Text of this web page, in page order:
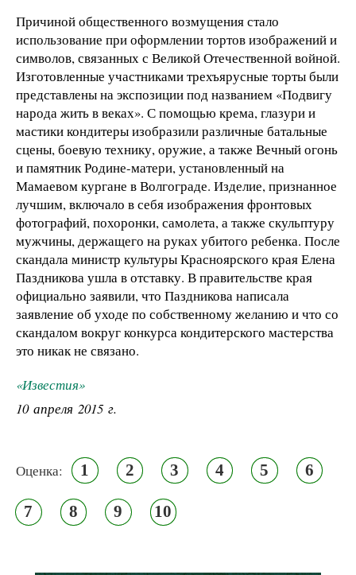
Причиной общественного возмущения стало
использование при оформлении тортов изображений и
символов, связанных с Великой Отечественной войной.
Изготовленные участниками трехъярусные торты были
представлены на экспозиции под названием «Подвигу
народа жить в веках». С помощью крема, глазури и
мастики кондитеры изобразили различные батальные
сцены, боевую технику, оружие, а также Вечный огонь
и памятник Родине-матери, установленный на
Мамаевом кургане в Волгограде. Изделие, признанное
лучшим, включало в себя изображения фронтовых
фотографий, похоронки, самолета, а также скульптуру
мужчины, держащего на руках убитого ребенка. После
скандала министр культуры Красноярского края Елена
Паздникова ушла в отставку. В правительстве края
официально заявили, что Паздникова написала
заявление об уходе по собственному желанию и что со
скандалом вокруг конкурса кондитерского мастерства
это никак не связано.
«Известия»
10 апреля 2015 г.
Оценка: 1 2 3 4 5 6
7 8 9 10